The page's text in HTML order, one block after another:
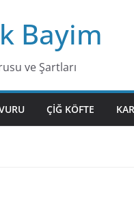
Bayim
ve Şartları
ÇIĞ KÖFTE